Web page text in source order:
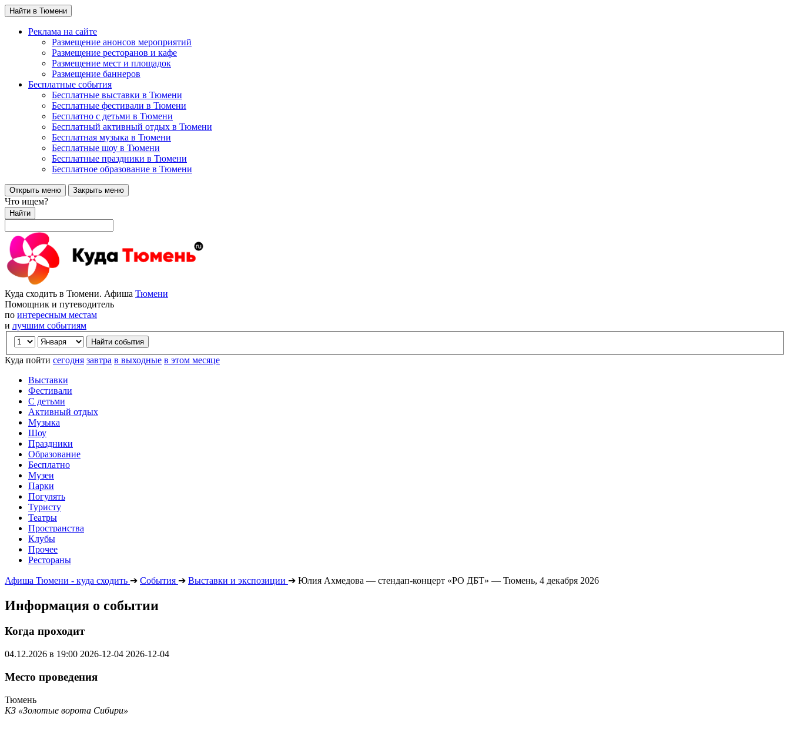
Найти в Тюмени
Реклама на сайте
Размещение анонсов мероприятий
Размещение ресторанов и кафе
Размещение мест и площадок
Размещение баннеров
Бесплатные события
Бесплатные выставки в Тюмени
Бесплатные фестивали в Тюмени
Бесплатно с детьми в Тюмени
Бесплатный активный отдых в Тюмени
Бесплатная музыка в Тюмени
Бесплатные шоу в Тюмени
Бесплатные праздники в Тюмени
Бесплатное образование в Тюмени
Открыть меню Закрыть меню
Что ищем?
Найти
Куда сходить в Тюмени. Афиша Тюмени
Помощник и путеводитель
по интересным местам
и лучшим событиям
Куда пойти сегодня завтра в выходные в этом месяце
Выставки
Фестивали
С детьми
Активный отдых
Музыка
Шоу
Праздники
Образование
Бесплатно
Музеи
Парки
Погулять
Туристу
Театры
Пространства
Клубы
Прочее
Рестораны
Афиша Тюмени - куда сходить ➔ События ➔ Выставки и экспозиции ➔ Юлия Ахмедова — стендап-концерт «РО ДБТ» — Тюмень, 4 декабря 2026
Информация о событии
Когда проходит
04.12.2026 в 19:00 2026-12-04 2026-12-04
Место проведения
Тюмень
КЗ «Золотые ворота Сибири»